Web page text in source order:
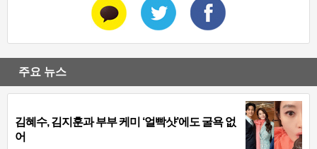
주요 뉴스
김혜수, 김지훈과 부부 케미 ‘얼빡샷’에도 굴욕 없
어